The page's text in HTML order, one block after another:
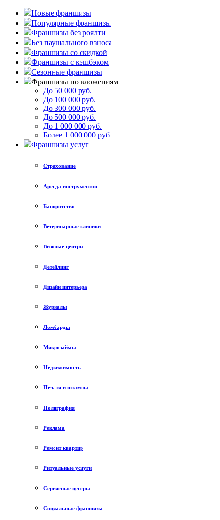
Новые франшизы
Популярные франшизы
Франшизы без роялти
Без паушального взноса
Франшизы со скидкой
Франшизы с кэшбэком
Сезонные франшизы
Франшизы по вложениям
До 50 000 руб.
До 100 000 руб.
До 300 000 руб.
До 500 000 руб.
До 1 000 000 руб.
Более 1 000 000 руб.
Франшизы услуг
Страхование
Аренда инструментов
Банкротство
Ветеринарные клиники
Визовые центры
Детейлинг
Дизайн интерьера
Журналы
Ломбарды
Микрозаймы
Недвижимость
Печати и штампы
Полиграфия
Реклама
Ремонт квартир
Ритуальные услуги
Сервисные центры
Социальные франшизы